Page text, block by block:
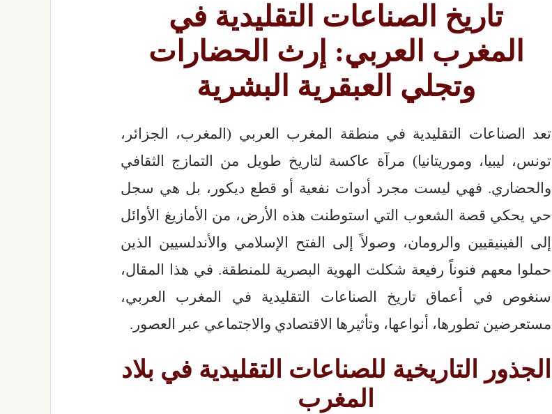
تاريخ الصناعات التقليدية في
المغرب العربي: إرث الحضارات
وتجلي العبقرية البشرية
تعد الصناعات التقليدية في منطقة المغرب العربي (المغرب، الجزائر،
تونس، ليبيا، وموريتانيا) مرآة عاكسة لتاريخ طويل من التمازج الثقافي
والحضاري. فهي ليست مجرد أدوات نفعية أو قطع ديكور، بل هي سجل
حي يحكي قصة الشعوب التي استوطنت هذه الأرض، من الأمازيغ الأوائل
إلى الفينيقيين والرومان، وصولاً إلى الفتح الإسلامي والأندلسيين الذين
حملوا معهم فنوناً رفيعة شكلت الهوية البصرية للمنطقة. في هذا المقال،
سنغوص في أعماق تاريخ الصناعات التقليدية في المغرب العربي،
مستعرضين تطورها، أنواعها، وتأثيرها الاقتصادي والاجتماعي عبر العصور.
الجذور التاريخية للصناعات التقليدية في بلاد
المغرب